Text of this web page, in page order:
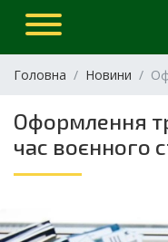
Головна Новини
Оформлення
час воєнного